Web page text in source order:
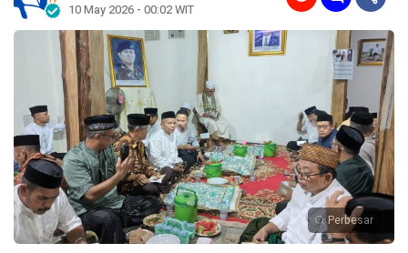
10 May 2026 - 00:02 WIT
Perbesar